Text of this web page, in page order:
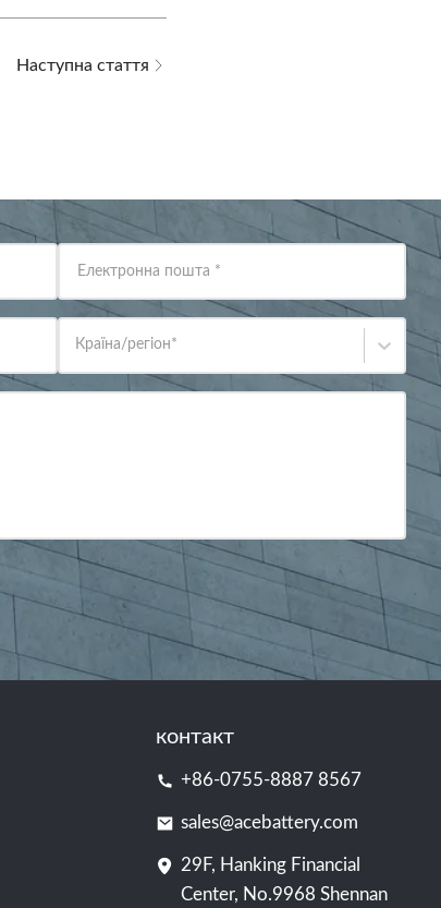
Наступна стаття
Електронна пошта *
Країна/регіон*
контакт
+86-0755-8887 8567
sales@acebattery.com
29F, Hanking Financial
Center, No.9968 Shennan